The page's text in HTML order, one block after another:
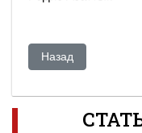
Предыдущий: В
Назад